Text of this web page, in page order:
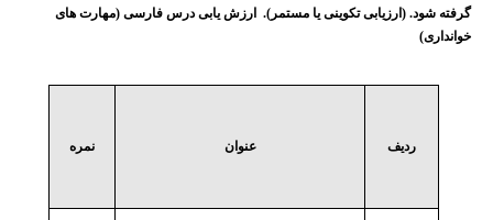
گرفته شود. (ارزیابی تکوینی یا مستمر). ارزش یابی درس فارسی (مهارت های
خوانداری)
ردیف عنوان نمره